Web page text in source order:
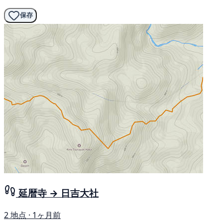
保存
延暦寺 → 日吉大社
2 地点 · 1ヶ月前